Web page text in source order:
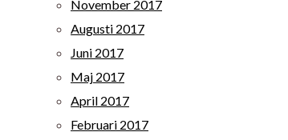
November 2017
Augusti 2017
Juni 2017
Maj 2017
April 2017
Februari 2017